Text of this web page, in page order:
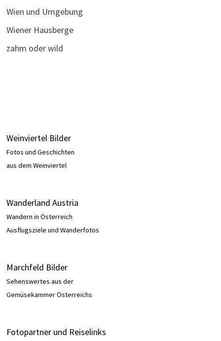
Wien und Umgebung
Wiener Hausberge
zahm oder wild
Weinviertel Bilder
Fotos und Geschichten
aus dem Weinviertel
Wanderland Austria
Wandern in Österreich
Ausflugsziele und Wanderfotos
Marchfeld Bilder
Sehenswertes aus der
Gemüsekammer Österreichs
Fotopartner und Reiselinks